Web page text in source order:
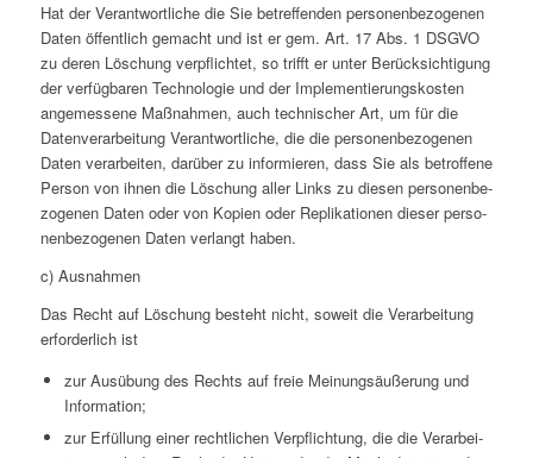
Hat der Ver­ant­wort­li­che die Sie betref­fen­den per­so­nen­be­zo­ge­nen
Daten öffent­lich gemacht und ist er gem. Art. 17 Abs. 1 DSGVO
zu deren Löschung ver­pflich­tet, so trifft er unter Berück­sich­ti­gung
der ver­füg­ba­ren Tech­no­lo­gie und der Imple­men­tie­rungs­kos­ten
ange­mes­sene Maß­nah­men, auch tech­ni­scher Art, um für die
Daten­ver­ar­bei­tung Ver­ant­wort­li­che, die die per­so­nen­be­zo­ge­nen
Daten ver­ar­bei­ten, darüber zu infor­mie­ren, dass Sie als betrof­fene
Person von ihnen die Löschung aller Links zu diesen per­so­nen­be­
zo­ge­nen Daten oder von Kopien oder Repli­ka­tio­nen dieser per­so­
nen­be­zo­ge­nen Daten ver­langt haben.
c) Aus­nah­men
Das Recht auf Löschung besteht nicht, soweit die Ver­ar­bei­tung
erfor­der­lich ist
zur Aus­übung des Rechts auf freie Mei­nungs­äu­ße­rung und
Information;
zur Erfül­lung einer recht­li­chen Ver­pflich­tung, die die Ver­ar­bei­